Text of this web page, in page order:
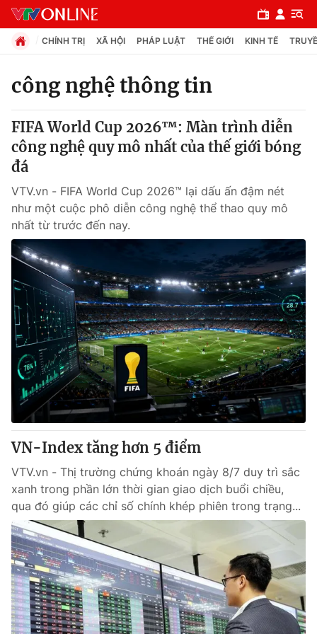
Chuyên mục
Chính trị
Pháp luật
Y tế
Thế giới
Tin tức
Thế giới đó đây
Câu chuyện quốc tế
Kinh tế
Tài chính
Thị trường
Góc doanh nghiệp
Dữ liệu và đời sống
Truyền hình
Hậu trường
Nhân vật
Khán giả
Giải sao mai
Giải trí
Điện ảnh
Âm nhạc
Sao
Đời sống
Du lịch
Làm đẹp
Chất lượng cuộc sống
Giáo dục
Tuyển sinh
Học trực tuyến
Công nghệ
Hitech Công nghệ tương lai
CHÍNH TRỊ XÃ HỘI PHÁP LUẬT THẾ GIỚI KINH TẾ
công nghệ thông tin
FIFA World Cup 2026™: Màn trình diễn
công nghệ quy mô nhất của thế giới bóng
đá
VTV.vn - FIFA World Cup 2026™ lại dấu ấn đậm nét
như một cuộc phô diễn công nghệ thể thao quy mô
nhất từ trước đến nay.
VN-Index tăng hơn 5 điểm
VTV.vn - Thị trường chứng khoán ngày 8/7 duy trì sắc
xanh trong phần lớn thời gian giao dịch buổi chiều,
qua đó giúp các chỉ số chính khép phiên trong trạng...